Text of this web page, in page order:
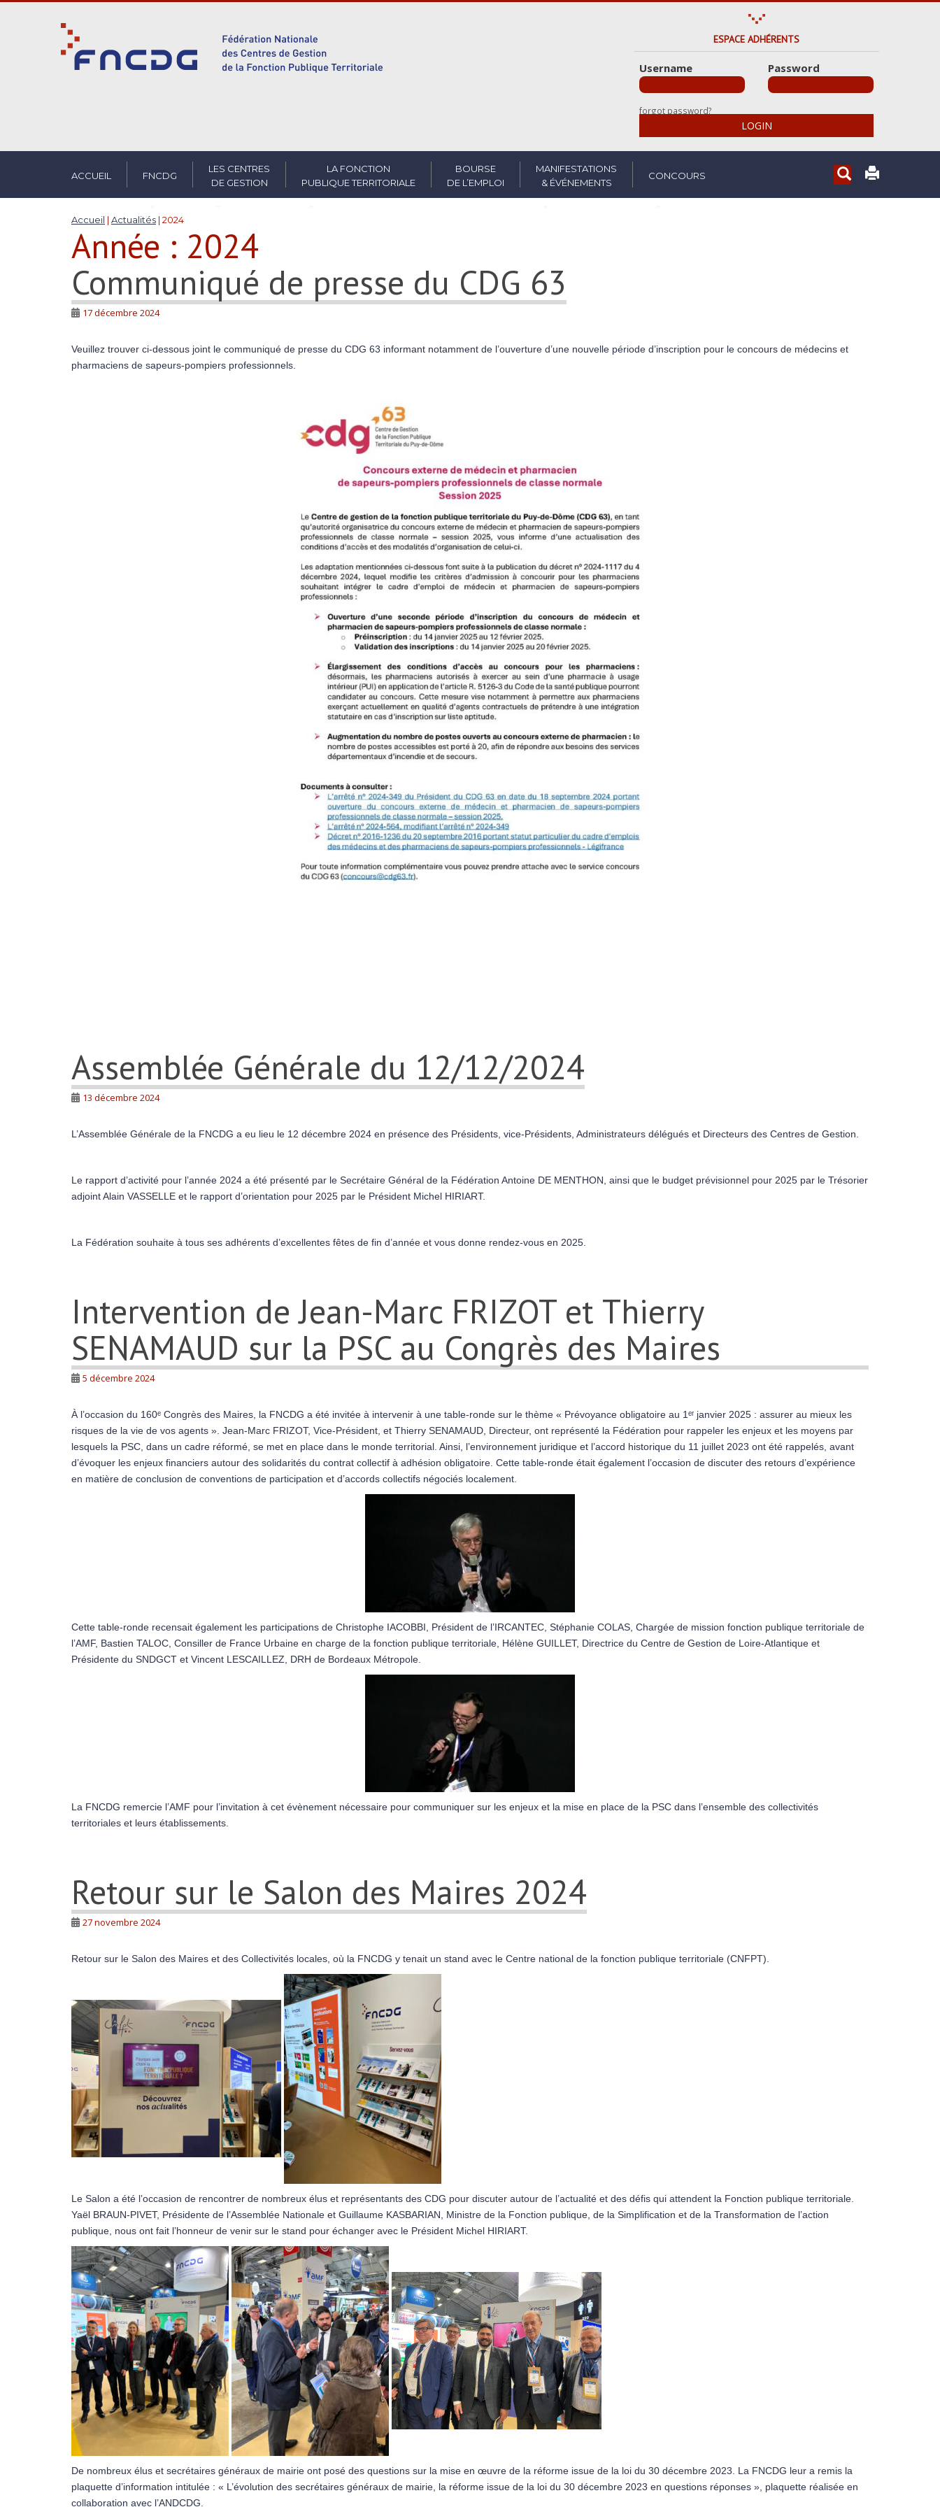
n
n
ESPACE ADHÉRENTS
Username Password
forgot password?
LOGIN
ACCUEIL FNCDG
LES CENTRES
DE GESTION
LA FONCTION
PUBLIQUE TERRITORIALE
BOURSE
DE L’EMPLOI
MANIFESTATIONS
& ÉVÉNEMENTS
CONCOURS
Accueil | Actualités | 2024
Année : 2024
Communiqué de presse du CDG 63
17 décembre 2024
Veuillez trouver ci-dessous joint le communiqué de presse du CDG 63 informant notamment de l’ouverture d’une nouvelle période d’inscription pour le concours de médecins et
pharmaciens de sapeurs-pompiers professionnels.
Assemblée Générale du 12/12/2024
13 décembre 2024
L’Assemblée Générale de la FNCDG a eu lieu le 12 décembre 2024 en présence des Présidents, vice-Présidents, Administrateurs délégués et Directeurs des Centres de Gestion.
Le rapport d’activité pour l’année 2024 a été présenté par le Secrétaire Général de la Fédération Antoine DE MENTHON, ainsi que le budget prévisionnel pour 2025 par le Trésorier
adjoint Alain VASSELLE et le rapport d’orientation pour 2025 par le Président Michel HIRIART.
La Fédération souhaite à tous ses adhérents d’excellentes fêtes de fin d’année et vous donne rendez-vous en 2025.
Intervention de Jean-Marc FRIZOT et Thierry
SENAMAUD sur la PSC au Congrès des Maires
5 décembre 2024
À l’occasion du 160ᵉ Congrès des Maires, la FNCDG a été invitée à intervenir à une table-ronde sur le thème « Prévoyance obligatoire au 1ᵉʳ janvier 2025 : assurer au mieux les
risques de la vie de vos agents ». Jean-Marc FRIZOT, Vice-Président, et Thierry SENAMAUD, Directeur, ont représenté la Fédération pour rappeler les enjeux et les moyens par
lesquels la PSC, dans un cadre réformé, se met en place dans le monde territorial. Ainsi, l’environnement juridique et l’accord historique du 11 juillet 2023 ont été rappelés, avant
d’évoquer les enjeux financiers autour des solidarités du contrat collectif à adhésion obligatoire. Cette table-ronde était également l’occasion de discuter des retours d’expérience
en matière de conclusion de conventions de participation et d’accords collectifs négociés localement.
Cette table-ronde recensait également les participations de Christophe IACOBBI, Président de l’IRCANTEC, Stéphanie COLAS, Chargée de mission fonction publique territoriale de
l’AMF, Bastien TALOC, Consiller de France Urbaine en charge de la fonction publique territoriale, Hélène GUILLET, Directrice du Centre de Gestion de Loire-Atlantique et
Présidente du SNDGCT et Vincent LESCAILLEZ, DRH de Bordeaux Métropole.
La FNCDG remercie l’AMF pour l’invitation à cet évènement nécessaire pour communiquer sur les enjeux et la mise en place de la PSC dans l’ensemble des collectivités
territoriales et leurs établissements.
Retour sur le Salon des Maires 2024
27 novembre 2024
Retour sur le Salon des Maires et des Collectivités locales, où la FNCDG y tenait un stand avec le Centre national de la fonction publique territoriale (CNFPT).
Le Salon a été l’occasion de rencontrer de nombreux élus et représentants des CDG pour discuter autour de l’actualité et des défis qui attendent la Fonction publique territoriale.
Yaël BRAUN-PIVET, Présidente de l’Assemblée Nationale et Guillaume KASBARIAN, Ministre de la Fonction publique, de la Simplification et de la Transformation de l’action
publique, nous ont fait l’honneur de venir sur le stand pour échanger avec le Président Michel HIRIART.
De nombreux élus et secrétaires généraux de mairie ont posé des questions sur la mise en œuvre de la réforme issue de la loi du 30 décembre 2023. La FNCDG leur a remis la
plaquette d’information intitulée : « L’évolution des secrétaires généraux de mairie, la réforme issue de la loi du 30 décembre 2023 en questions réponses », plaquette réalisée en
collaboration avec l’ANDCDG.